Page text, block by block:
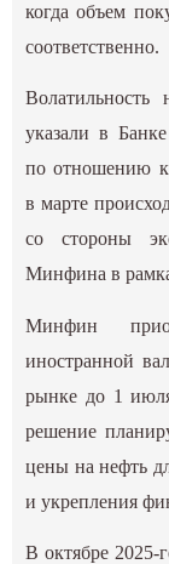
когда объем
соответственно.
указали в
по отношению к
в марте
со стороны
Минфина в
Минфин
иностранной
рынке до 1
решение
цены на нефть
и укрепления
В октябре 2025-